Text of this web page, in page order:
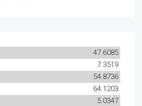
47.6085
7.3519
54.8736
64.1203
5.0347